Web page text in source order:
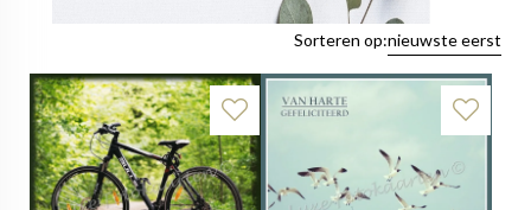
Sorteren op:nieuwste eerst